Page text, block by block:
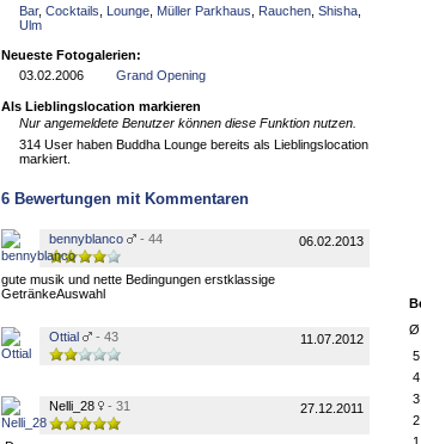
Ø
5
Bar, Cocktails Lounge Müller Parkhaus Rauchen Shisha
Ulm
Neueste Fotogalerien:
03.02.2006
Grand Opening
Als Lieblingslocation markieren
Nur angemeldete Benutzer können diese Funktion nutzen.
314 User haben Buddha Lounge bereits als Lieblingslocation
markiert.
6 Bewertungen mit Kommentaren
bennyblanco - 44 06.02.2013
gute musik und nette Bedingungen erstklassige
GetränkeAuswahl
Ottial - 43 11.07.2012
Nelli_28 - 31 27.12.2011